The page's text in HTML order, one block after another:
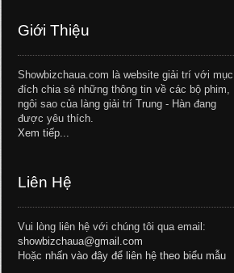
Giới Thiệu
Showbizchaua.com là website giải trí với mục
đích chia sẻ những thông tin về các bộ phim,
ngôi sao của làng giải trí Trung - Hàn đang
được yêu thích.
Xem tiếp...
Liên Hệ
Vui lòng liên hệ với chúng tôi qua email:
showbizchaua@gmail.com
Hoặc nhấn vào đây để liên hệ theo biểu mẫu